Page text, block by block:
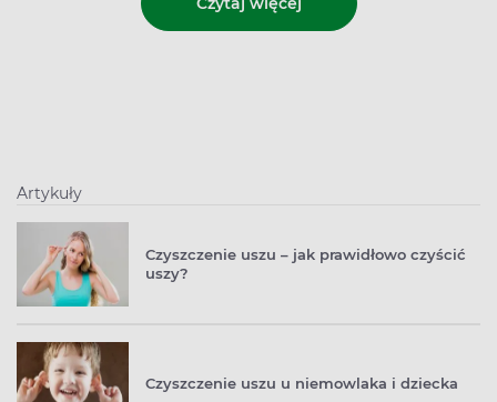
Artykuły
Czyszczenie uszu – jak prawidłowo czyścić
uszy?
Czyszczenie uszu u niemowlaka i dziecka